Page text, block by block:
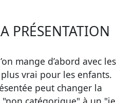
PRÉSENTATION
mange d’abord avec les
plus vrai pour les enfants.
peut changer la